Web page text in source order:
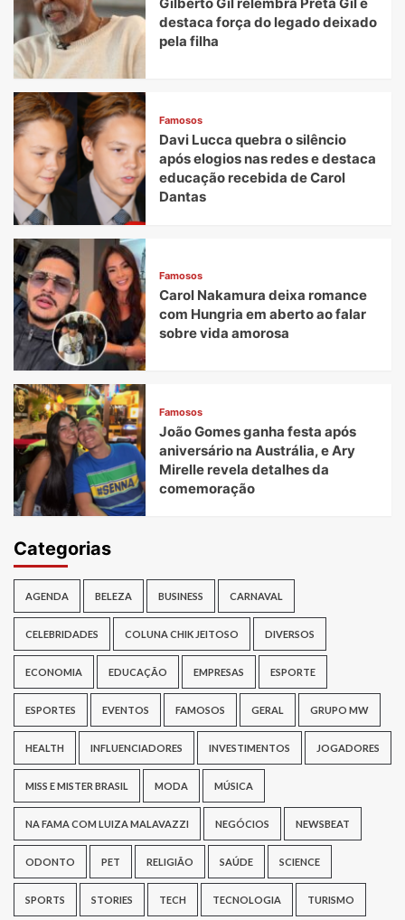
destaca força do legado deixado
pela filha
Famosos
Davi Lucca quebra o silêncio
após elogios nas redes e destaca
educação recebida de Carol
Dantas
Famosos
Carol Nakamura deixa romance
com Hungria em aberto ao falar
sobre vida amorosa
Famosos
João Gomes ganha festa após
aniversário na Austrália, e Ary
Mirelle revela detalhes da
comemoração
Categorias
AGENDA BELEZA BUSINESS CARNAVAL
CELEBRIDADES COLUNA CHIK JEITOSO DIVERSOS
ECONOMIA EDUCAÇÃO EMPRESAS ESPORTE
ESPORTES EVENTOS FAMOSOS GERAL GRUPO MW
HEALTH INFLUENCIADORES INVESTIMENTOS JOGADORES
MISS E MISTER BRASIL MODA MÚSICA
NA FAMA COM LUIZA MALAVAZZI NEGÓCIOS NEWSBEAT
ODONTO PET RELIGIÃO SAÚDE SCIENCE
SPORTS STORIES TECH TECNOLOGIA TURISMO